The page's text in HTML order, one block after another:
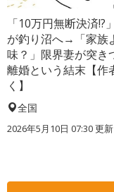
「10万円無断決済!?
が釣り沼へ→「家族
味？」限界妻が突き
離婚という結末【作
く】
全国
2026年5月10日 07:30 更新